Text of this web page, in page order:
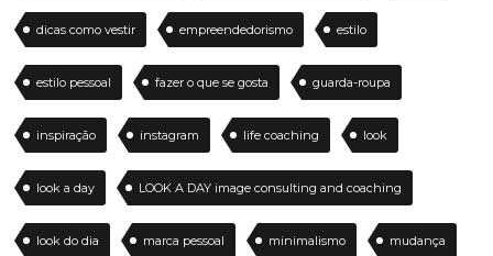
dicas como vestir empreendedorismo estilo
estilo pessoal fazer o que se gosta guarda-roupa
inspiração instagram life coaching look
look a day LOOK A DAY image consulting and coaching
look do dia marca pessoal minimalismo mudança